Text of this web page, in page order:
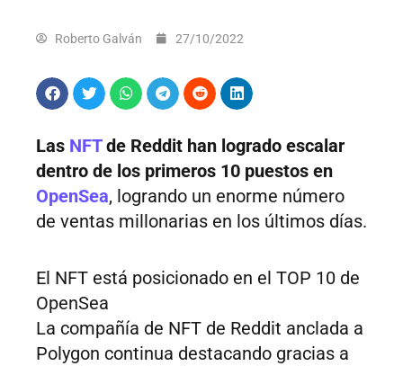
Roberto Galván 27/10/2022
Las NFTde Reddit han logrado escalar
dentro de los primeros 10 puestos en
OpenSea, logrando un enorme número
de ventas millonarias en los últimos días.
El NFT está posicionado en el TOP 10 de
OpenSea
La compañía de NFT de Reddit anclada a
Polygon continua destacando gracias a